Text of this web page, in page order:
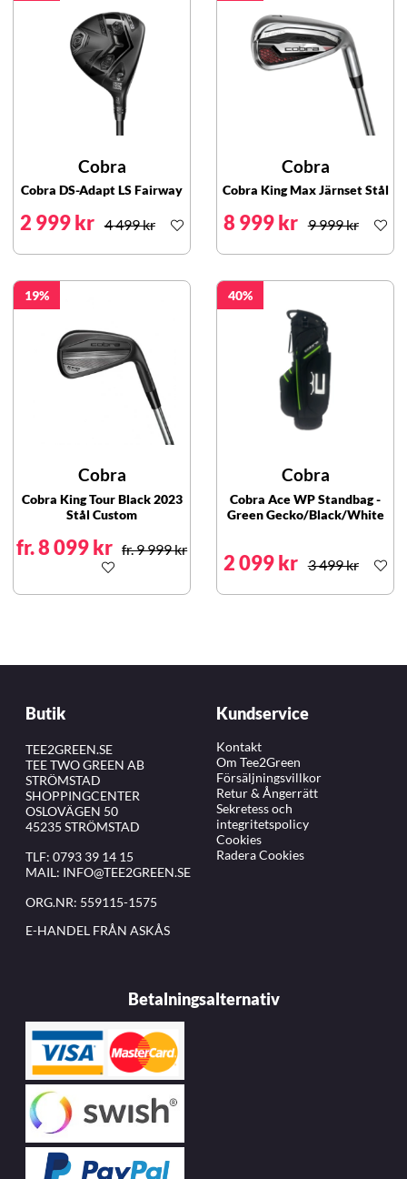
Cobra
Cobra DS-Adapt LS Fairway
2 999 kr 4 499 kr
Cobra
Cobra King Max Järnset Stål
8 999 kr 9 999 kr
19
Cobra
Cobra King Tour Black 2023
Stål Custom
fr. 8 099 kr fr. 9 999 kr
40
Cobra
Cobra Ace WP Standbag -
Green Gecko/Black/White
2 099 kr 3 499 kr
Butik
TEE2GREEN.SE
TEE TWO GREEN AB
STRÖMSTAD
SHOPPINGCENTER
OSLOVÄGEN 50
45235 STRÖMSTAD
TLF: 0793 39 14 15
MAIL: INFO@TEE2GREEN.SE
ORG.NR: 559115-1575
E-HANDEL FRÅN ASKÅS
Kundservice
Kontakt
Om Tee2Green
Försäljningsvillkor
Retur & Ångerrätt
Sekretess och
integritetspolicy
Cookies
Radera Cookies
Betalningsalternativ